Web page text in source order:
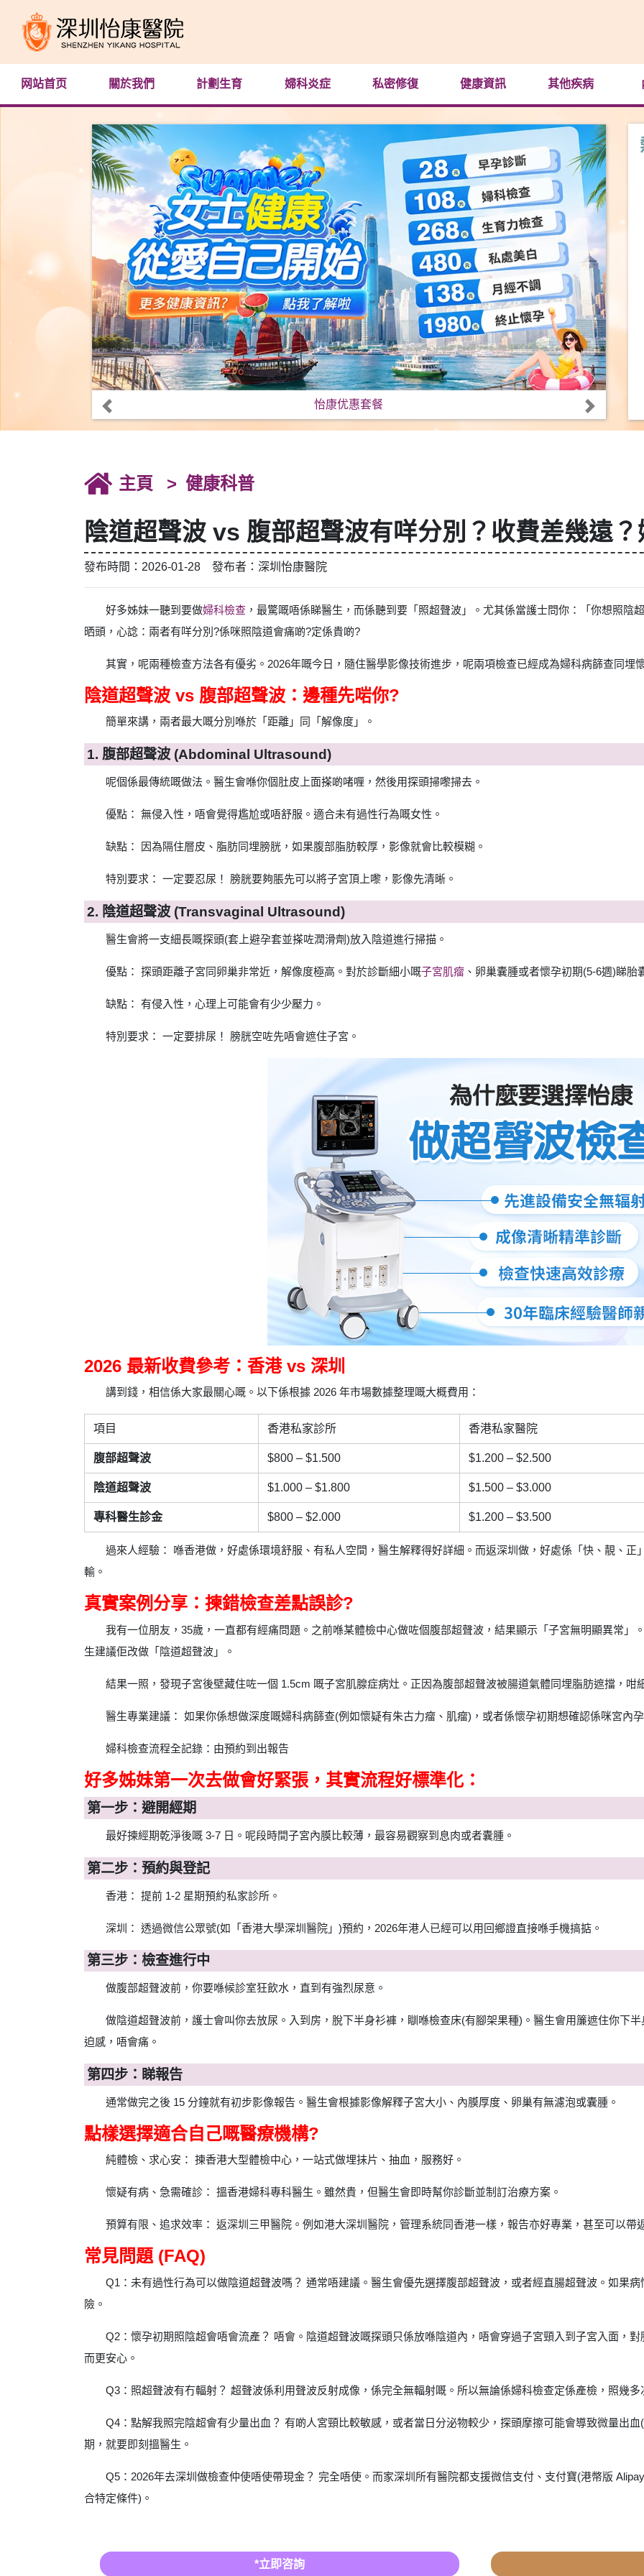
网站首页 關於我們 計劃生育 婦科炎症 私密修復 健康資訊 其他疾病
怡康优惠套餐
主頁 健康科普
陰道超聲波 vs 腹部超聲波有咩分別？收費差幾遠
發布時間：2026-01-28 發布者：深圳怡康醫院
好多姊妹一聽到要做婦科檢查 ，最驚嘅唔係睇醫生，而係聽到要「照超聲波」。尤其係當護士問你：「你想照陰
晒頭，心諗：兩者有咩分別?係咪照陰道會痛啲?定係貴啲?
其實，呢兩種檢查方法各有優劣。2026年嘅今日，隨住醫學影像技術進步，呢兩項檢查已經成為婦科病篩查同埋
陰道超聲波 vs 腹部超聲波：邊種先啱你?
簡單來講，兩者最大嘅分別喺於「距離」同「解像度」。
1. 腹部超聲波 (Abdominal Ultrasound)
呢個係最傳統嘅做法。醫生會喺你個肚皮上面搽啲啫喱，然後用探頭掃嚟掃去。
優點： 無侵入性，唔會覺得尷尬或唔舒服。適合未有過性行為嘅女性。
缺點： 因為隔住層皮、脂肪同埋膀胱，如果腹部脂肪較厚，影像就會比較模糊。
特別要求： 一定要忍尿！ 膀胱要夠脹先可以將子宮頂上嚟，影像先清晰。
2. 陰道超聲波 (Transvaginal Ultrasound)
醫生會將一支細長嘅探頭(套上避孕套並搽咗潤滑劑)放入陰道進行掃描。
優點： 探頭距離子宮同卵巢非常近，解像度極高。對於診斷細小嘅子宮肌瘤 、卵巢囊腫或者懷孕初期(5-6週)睇胎
缺點： 有侵入性，心理上可能會有少少壓力。
特別要求： 一定要排尿！ 膀胱空咗先唔會遮住子宮。
2026 最新收費參考：香港 vs 深圳
講到錢，相信係大家最關心嘅。以下係根據 2026 年市場數據整理嘅大概費用：
項目 香港私家診所 香港私家醫院
腹部超聲波 $800 – $1.500 $1.200 – $2.500
陰道超聲波 $1.000 – $1.800 $1.500 – $3.000
專科醫生診金 $800 – $2.000 $1.200 – $3.500
過來人經驗： 喺香港做，好處係環境舒服、有私人空間，醫生解釋得好詳細。而返深圳做，好處係「快、靚、
輸。
真實案例分享：揀錯檢查差點誤診?
我有一位朋友，35歲，一直都有經痛問題。之前喺某體檢中心做咗個腹部超聲波，結果顯示「子宮無明顯異常」
生建議佢改做「陰道超聲波」。
結果一照，發現子宮後壁藏住咗一個 1.5cm 嘅子宮肌腺症病灶。正因為腹部超聲波被腸道氣體同埋脂肪遮擋，咁
醫生專業建議： 如果你係想做深度嘅婦科病篩查(例如懷疑有朱古力瘤、肌瘤)，或者係懷孕初期想確認係咪宮內
婦科檢查流程全記錄：由預約到出報告
好多姊妹第一次去做會好緊張，其實流程好標準化：
第一步：避開經期
最好揀經期乾淨後嘅 3-7 日。呢段時間子宮內膜比較薄，最容易觀察到息肉或者囊腫。
第二步：預約與登記
香港： 提前 1-2 星期預約私家診所。
深圳： 透過微信公眾號(如「香港大學深圳醫院」)預約，2026年港人已經可以用回鄉證直接喺手機搞掂。
第三步：檢查進行中
做腹部超聲波前，你要喺候診室狂飲水，直到有強烈尿意。
做陰道超聲波前，護士會叫你去放尿。入到房，脫下半身衫褲，瞓喺檢查床(有腳架果種)。醫生會用簾遮住你下
迫感，唔會痛。
第四步：睇報告
通常做完之後 15 分鐘就有初步影像報告。醫生會根據影像解釋子宮大小、內膜厚度、卵巢有無濾泡或囊腫。
點樣選擇適合自己嘅醫療機構?
純體檢、求心安： 揀香港大型體檢中心，一站式做埋抹片、抽血，服務好。
懷疑有病、急需確診： 搵香港婦科專科醫生。雖然貴，但醫生會即時幫你診斷並制訂治療方案。
預算有限、追求效率： 返深圳三甲醫院。例如港大深圳醫院，管理系統同香港一樣，報告亦好專業，甚至可以帶
常見問題 (FAQ)
Q1：未有過性行為可以做陰道超聲波嗎？ 通常唔建議。醫生會優先選擇腹部超聲波，或者經直腸超聲波。如果
險。
Q2：懷孕初期照陰超會唔會流產？ 唔會。陰道超聲波嘅探頭只係放喺陰道內，唔會穿過子宮頸入到子宮入面，
而更安心。
Q3：照超聲波有冇輻射？ 超聲波係利用聲波反射成像，係完全無輻射嘅。所以無論係婦科檢查定係產檢，照幾多
Q4：點解我照完陰超會有少量出血？ 有啲人宮頸比較敏感，或者當日分泌物較少，探頭摩擦可能會導致微量出
期，就要即刻搵醫生。
Q5：2026年去深圳做檢查仲使唔使帶現金？ 完全唔使。而家深圳所有醫院都支援微信支付、支付寶(港幣版
合特定條件)。
*立即咨詢